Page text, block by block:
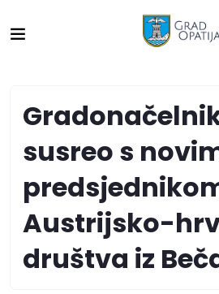
susreo s
Austrijsko-
društva iz